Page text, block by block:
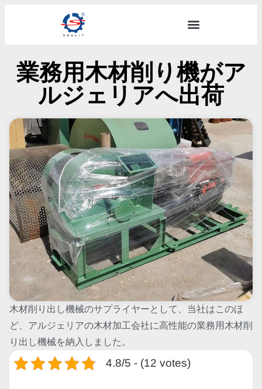
業務用木材削り機がア
ルジェリアへ出荷
木材削り出し機械のサプライヤーとして、当社はこのほ
ど、アルジェリアの木材加工会社に高性能の業務用木材削
り出し機械を納入しました。
4.8/5 - (12 votes)